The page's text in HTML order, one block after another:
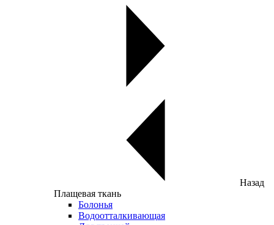
Назад
Плащевая ткань
Болонья
Водоотталкивающая